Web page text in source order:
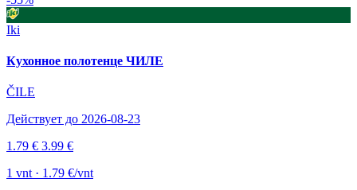
Iki
Кухонное полотенце ЧИЛЕ
ČILE
Действует до 2026-08-23
1.79 € 3.99 €
1 vnt · 1.79 €/vnt